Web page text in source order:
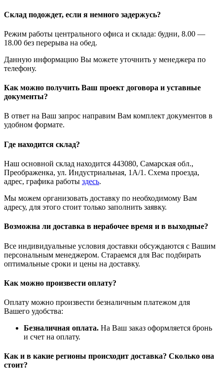
Склад подождет, если я немного задержусь?
Режим работы центрального офиса и склада: будни, 8.00 —
18.00 без перерыва на обед.
Данную информацию Вы можете уточнить у менеджера по
телефону.
Как можно получить Ваш проект договора и уставные
документы?
В ответ на Ваш запрос направим Вам комплект документов в
удобном формате.
Где находится склад?
Наш основной склад находится 443080, Самарская обл.,
Преображенка, ул. Индустриальная, 1А/1. Схема проезда,
адрес, графика работы здесь.
Мы можем организовать доставку по необходимому Вам
адресу, для этого стоит только заполнить заявку.
Возможна ли доставка в нерабочее время и в выходные?
Все индивидуальные условия доставки обсуждаются с Вашим
персональным менеджером. Стараемся для Вас подбирать
оптимальные сроки и цены на доставку.
Как можно произвести оплату?
Оплату можно произвести безналичным платежом для
Вашего удобства:
Безналичная оплата. На Ваш заказ оформляется бронь
и счет на оплату.
Как и в какие регионы происходит доставка? Сколько она
стоит?